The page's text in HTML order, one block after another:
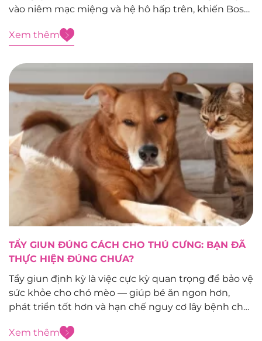
vào niêm mạc miệng và hệ hô hấp trên, khiến Boss
được chăm sóc kịp thời. Nguyên nhân gây...
Xem thêm
TẨY GIUN ĐÚNG CÁCH CHO THÚ CƯNG: BẠN ĐÃ
THỰC HIỆN ĐÚNG CHƯA?
Tẩy giun định kỳ là việc cực kỳ quan trọng để bảo vệ
sức khỏe cho chó mèo — giúp bé ăn ngon hơn,
phát triển tốt hơn và hạn chế nguy cơ lây bệnh cho
là phù hợp, ...
Xem thêm